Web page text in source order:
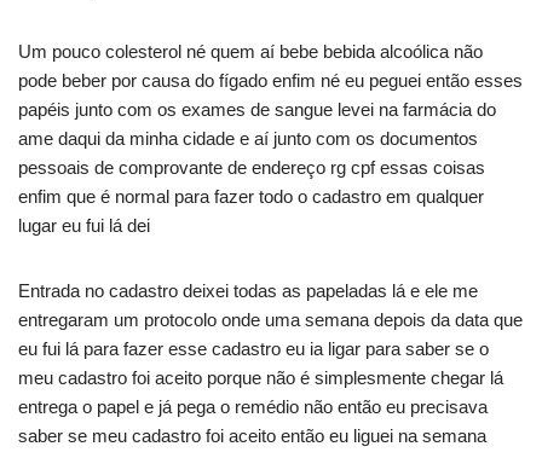
Um pouco colesterol né quem aí bebe bebida alcoólica não
pode beber por causa do fígado enfim né eu peguei então esses
papéis junto com os exames de sangue levei na farmácia do
ame daqui da minha cidade e aí junto com os documentos
pessoais de comprovante de endereço rg cpf essas coisas
enfim que é normal para fazer todo o cadastro em qualquer
lugar eu fui lá dei
Entrada no cadastro deixei todas as papeladas lá e ele me
entregaram um protocolo onde uma semana depois da data que
eu fui lá para fazer esse cadastro eu ia ligar para saber se o
meu cadastro foi aceito porque não é simplesmente chegar lá
entrega o papel e já pega o remédio não então eu precisava
saber se meu cadastro foi aceito então eu liguei na semana